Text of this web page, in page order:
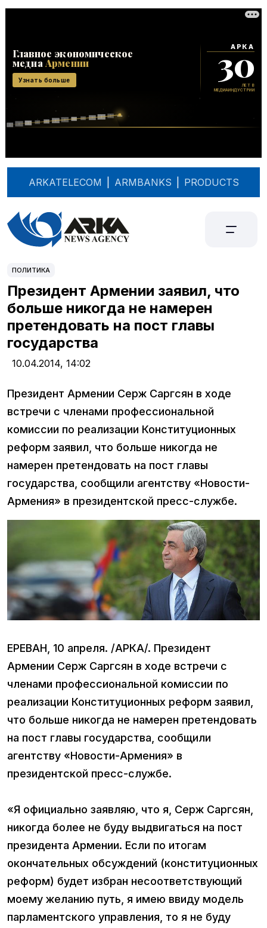
ARKATELECOM ARMBANKS PRODUCTS
ПОЛИТИКА
Президент Армении заявил, что
больше никогда не намерен
претендовать на пост главы
государства
10.04.2014, 14:02
Президент Армении Серж Саргсян в ходе
встречи с членами профессиональной
комиссии по реализации Конституционных
реформ заявил, что больше никогда не
намерен претендовать на пост главы
государства, сообщили агентству «Новости-
Армения» в президентской пресс-службе.
ЕРЕВАН, 10 апреля. /АРКА/. Президент
Армении Серж Саргсян в ходе встречи с
членами профессиональной комиссии по
реализации Конституционных реформ заявил,
что больше никогда не намерен претендовать
на пост главы государства, сообщили
агентству «Новости-Армения» в
президентской пресс-службе.
«Я официально заявляю, что я, Серж Саргсян,
никогда более не буду выдвигаться на пост
президента Армении. Если по итогам
окончательных обсуждений (конституционных
реформ) будет избран несоответствующий
моему желанию путь, я имею ввиду модель
парламентского управления, то я не буду